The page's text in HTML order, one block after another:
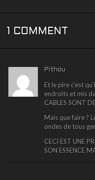
1 COMMENT
Pithou
Et le pire c’est
endroits et mis
CABLES SONT
Mais que faire ?
ondes de tous
CECI EST UNE
SON ESSENCE